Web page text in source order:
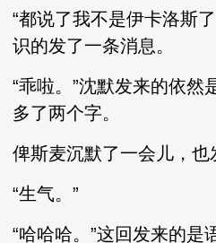
“都说了我不是伊卡洛斯
识的发了一条消息。
“乖啦。”沈默发来的依然
多了两个字。
俾斯麦沉默了一会儿，也
“生气。”
“哈哈哈。”这回发来的是